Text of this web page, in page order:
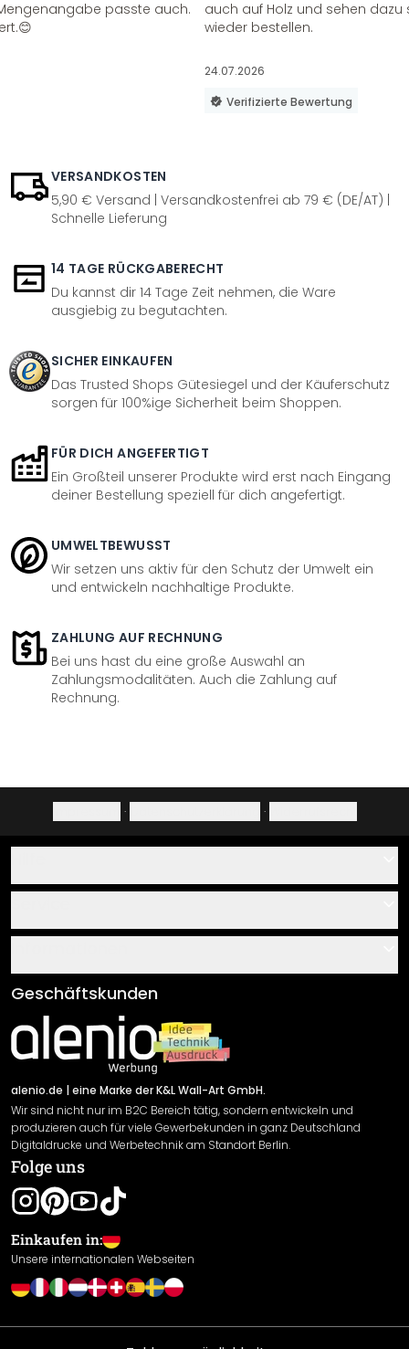
passte auch.
auch auf Holz und sehen
wieder bestellen.
24.07.2026
Verifizierte Bewertung
VERSANDKOSTEN
5,90 € Versand | Versandkostenfrei ab 79 € (DE/AT) |
Schnelle Lieferung
14 TAGE RÜCKGABERECHT
Du kannst dir 14 Tage Zeit nehmen, die Ware
ausgiebig zu begutachten.
SICHER EINKAUFEN
Das Trusted Shops Gütesiegel und der Käuferschutz
sorgen für 100%ige Sicherheit beim Shoppen.
FÜR DICH ANGEFERTIGT
Ein Großteil unserer Produkte wird erst nach Eingang
deiner Bestellung speziell für dich angefertigt.
UMWELTBEWUSST
Wir setzen uns aktiv für den Schutz der Umwelt ein
und entwickeln nachhaltige Produkte.
ZAHLUNG AUF RECHNUNG
Bei uns hast du eine große Auswahl an
Zahlungsmodalitäten. Auch die Zahlung auf
Rechnung.
· ·
Über uns
Klebe- und Montageanleitungen
Newsletter An-/Abmeldung
Sendungsverfolgung
AGB
Impressum
Versand & Zahlung
Rücksendung
Widerrufsrecht
Datenschutzerklärung
Gewährleistung
Leistungserklärung / CE-Zeichen
Cookie Einstellungen
Geschäftskunden
alenio.de | eine Marke der K&L Wall-Art GmbH.
Wir sind nicht nur im B2C Bereich tätig, sondern entwickeln und
produzieren auch für viele Gewerbekunden in ganz Deutschland
Digitaldrucke und Werbetechnik am Standort Berlin.
Folge uns
Einkaufen in:
Unsere internationalen Webseiten